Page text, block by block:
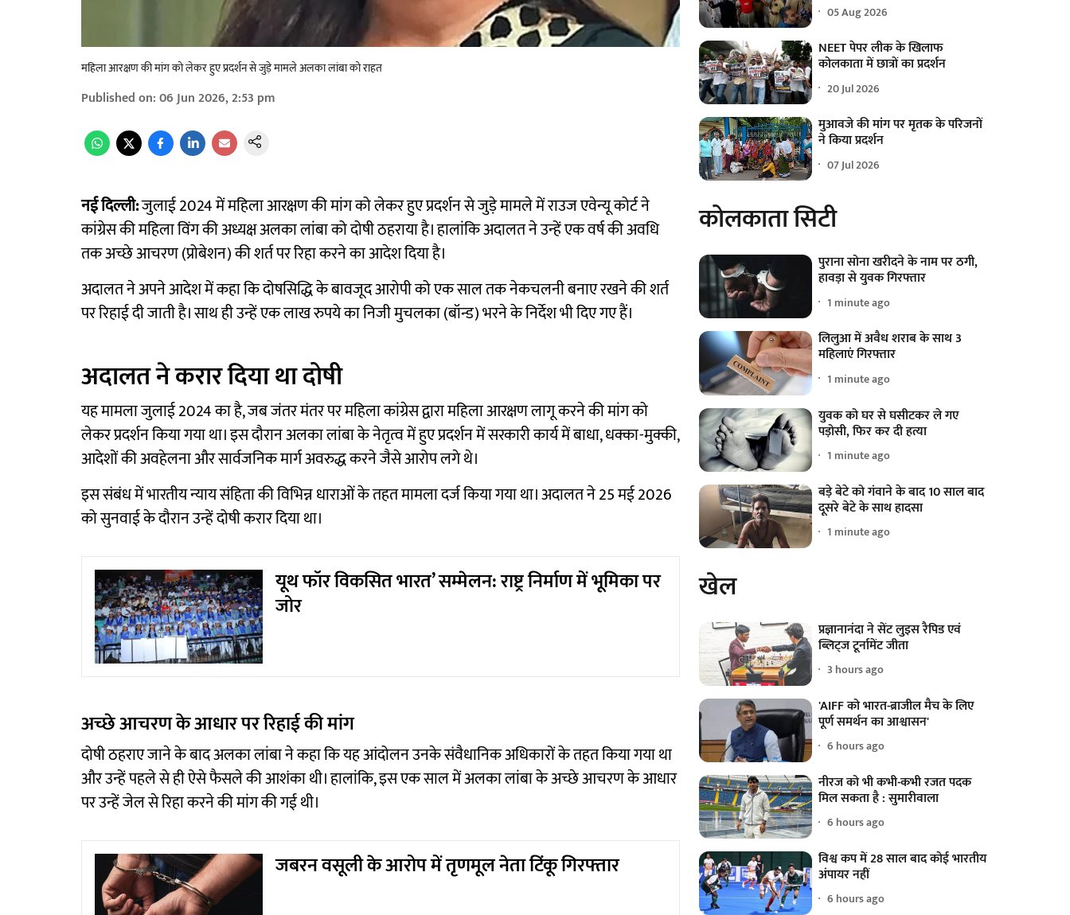
महिला आरक्षण की मांग को लेकर हुए प्रदर्शन से जुड़े मामले अलका लांबा को राहत
Published on:06 Jun 2026, 2:53 pm
नई दिल्ली:जुलाई 2024 में महिला आरक्षण की मांग को लेकर हुए प्रदर्शन से जुड़े मामले में राउज एवेन्यू कोर्ट ने
कांग्रेस की महिला विंग की अध्यक्ष अलका लांबा को दोषी ठहराया है। हालांकि अदालत ने उन्हें एक वर्ष की अवधि
तक अच्छे आचरण (प्रोबेशन) की शर्त पर रिहा करने का आदेश दिया है।
अदालत ने अपने आदेश में कहा कि दोषसिद्धि के बावजूद आरोपी को एक साल तक नेकचलनी बनाए रखने की शर्त
पर रिहाई दी जाती है। साथ ही उन्हें एक लाख रुपये का निजी मुचलका (बॉन्ड) भरने के निर्देश भी दिए गए हैं।
अदालत ने करार दिया था दोषी
यह मामला जुलाई 2024 का है, जब जंतर मंतर पर महिला कांग्रेस द्वारा महिला आरक्षण लागू करने की मांग को
लेकर प्रदर्शन किया गया था। इस दौरान अलका लांबा के नेतृत्व में हुए प्रदर्शन में सरकारी कार्य में बाधा, धक्का-मुक्की,
आदेशों की अवहेलना और सार्वजनिक मार्ग अवरुद्ध करने जैसे आरोप लगे थे।
इस संबंध में भारतीय न्याय संहिता की विभिन्न धाराओं के तहत मामला दर्ज किया गया था। अदालत ने 25 मई 2026
को सुनवाई के दौरान उन्हें दोषी करार दिया था।
यूथ फॉर विकसित भारत’ सम्मेलन: राष्ट्र निर्माण में भूमिका पर
जोर
अच्छे आचरण के आधार पर रिहाई की मांग
दोषी ठहराए जाने के बाद अलका लांबा ने कहा कि यह आंदोलन उनके संवैधानिक अधिकारों के तहत किया गया था
और उन्हें पहले से ही ऐसे फैसले की आशंका थी। हालांकि, इस एक साल में अलका लांबा के अच्छे आचरण के आधार
पर उन्हें जेल से रिहा करने की मांग की गई थी।
जबरन वसूली के आरोप में तृणमूल नेता टिंकू गिरफ्तार
05 Aug 2026
NEET पेपर लीक के खिलाफ
कोलकाता में छात्रों का प्रदर्शन
20 Jul 2026
मुआवजे की मांग पर मृतक के परिजनों
ने किया प्रदर्शन
07 Jul 2026
कोलकाता सिटी
पुराना सोना खरीदने के नाम पर ठगी,
हावड़ा से युवक गिरफ्तार
1 minute ago
लिलुआ में अवैध शराब के साथ 3
महिलाएं गिरफ्तार
1 minute ago
युवक को घर से घसीटकर ले गए
पड़ोसी, फिर कर दी हत्या
1 minute ago
बड़े बेटे को गंवाने के बाद 10 साल बाद
दूसरे बेटे के साथ हादसा
1 minute ago
खेल
प्रज्ञानानंदा ने सेंट लुइस रैपिड एवं
ब्लिट्ज टूर्नामेंट जीता
3 hours ago
'AIFF को भारत-ब्राजील मैच के लिए
पूर्ण समर्थन का आश्वासन'
6 hours ago
नीरज को भी कभी-कभी रजत पदक
मिल सकता है : सुमारीवाला
6 hours ago
विश्व कप में 28 साल बाद कोई भारतीय
अंपायर नहीं
6 hours ago